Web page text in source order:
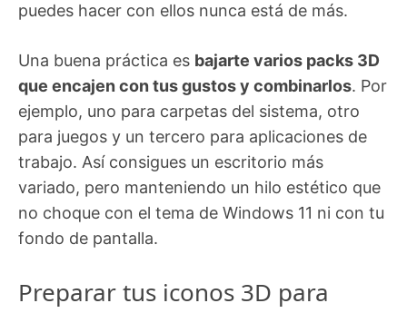
puedes hacer con ellos nunca está de más.
Una buena práctica es bajarte varios packs 3D
que encajen con tus gustos y combinarlos. Por
ejemplo, uno para carpetas del sistema, otro
para juegos y un tercero para aplicaciones de
trabajo. Así consigues un escritorio más
variado, pero manteniendo un hilo estético que
no choque con el tema de Windows 11 ni con tu
fondo de pantalla.
Preparar tus iconos 3D para